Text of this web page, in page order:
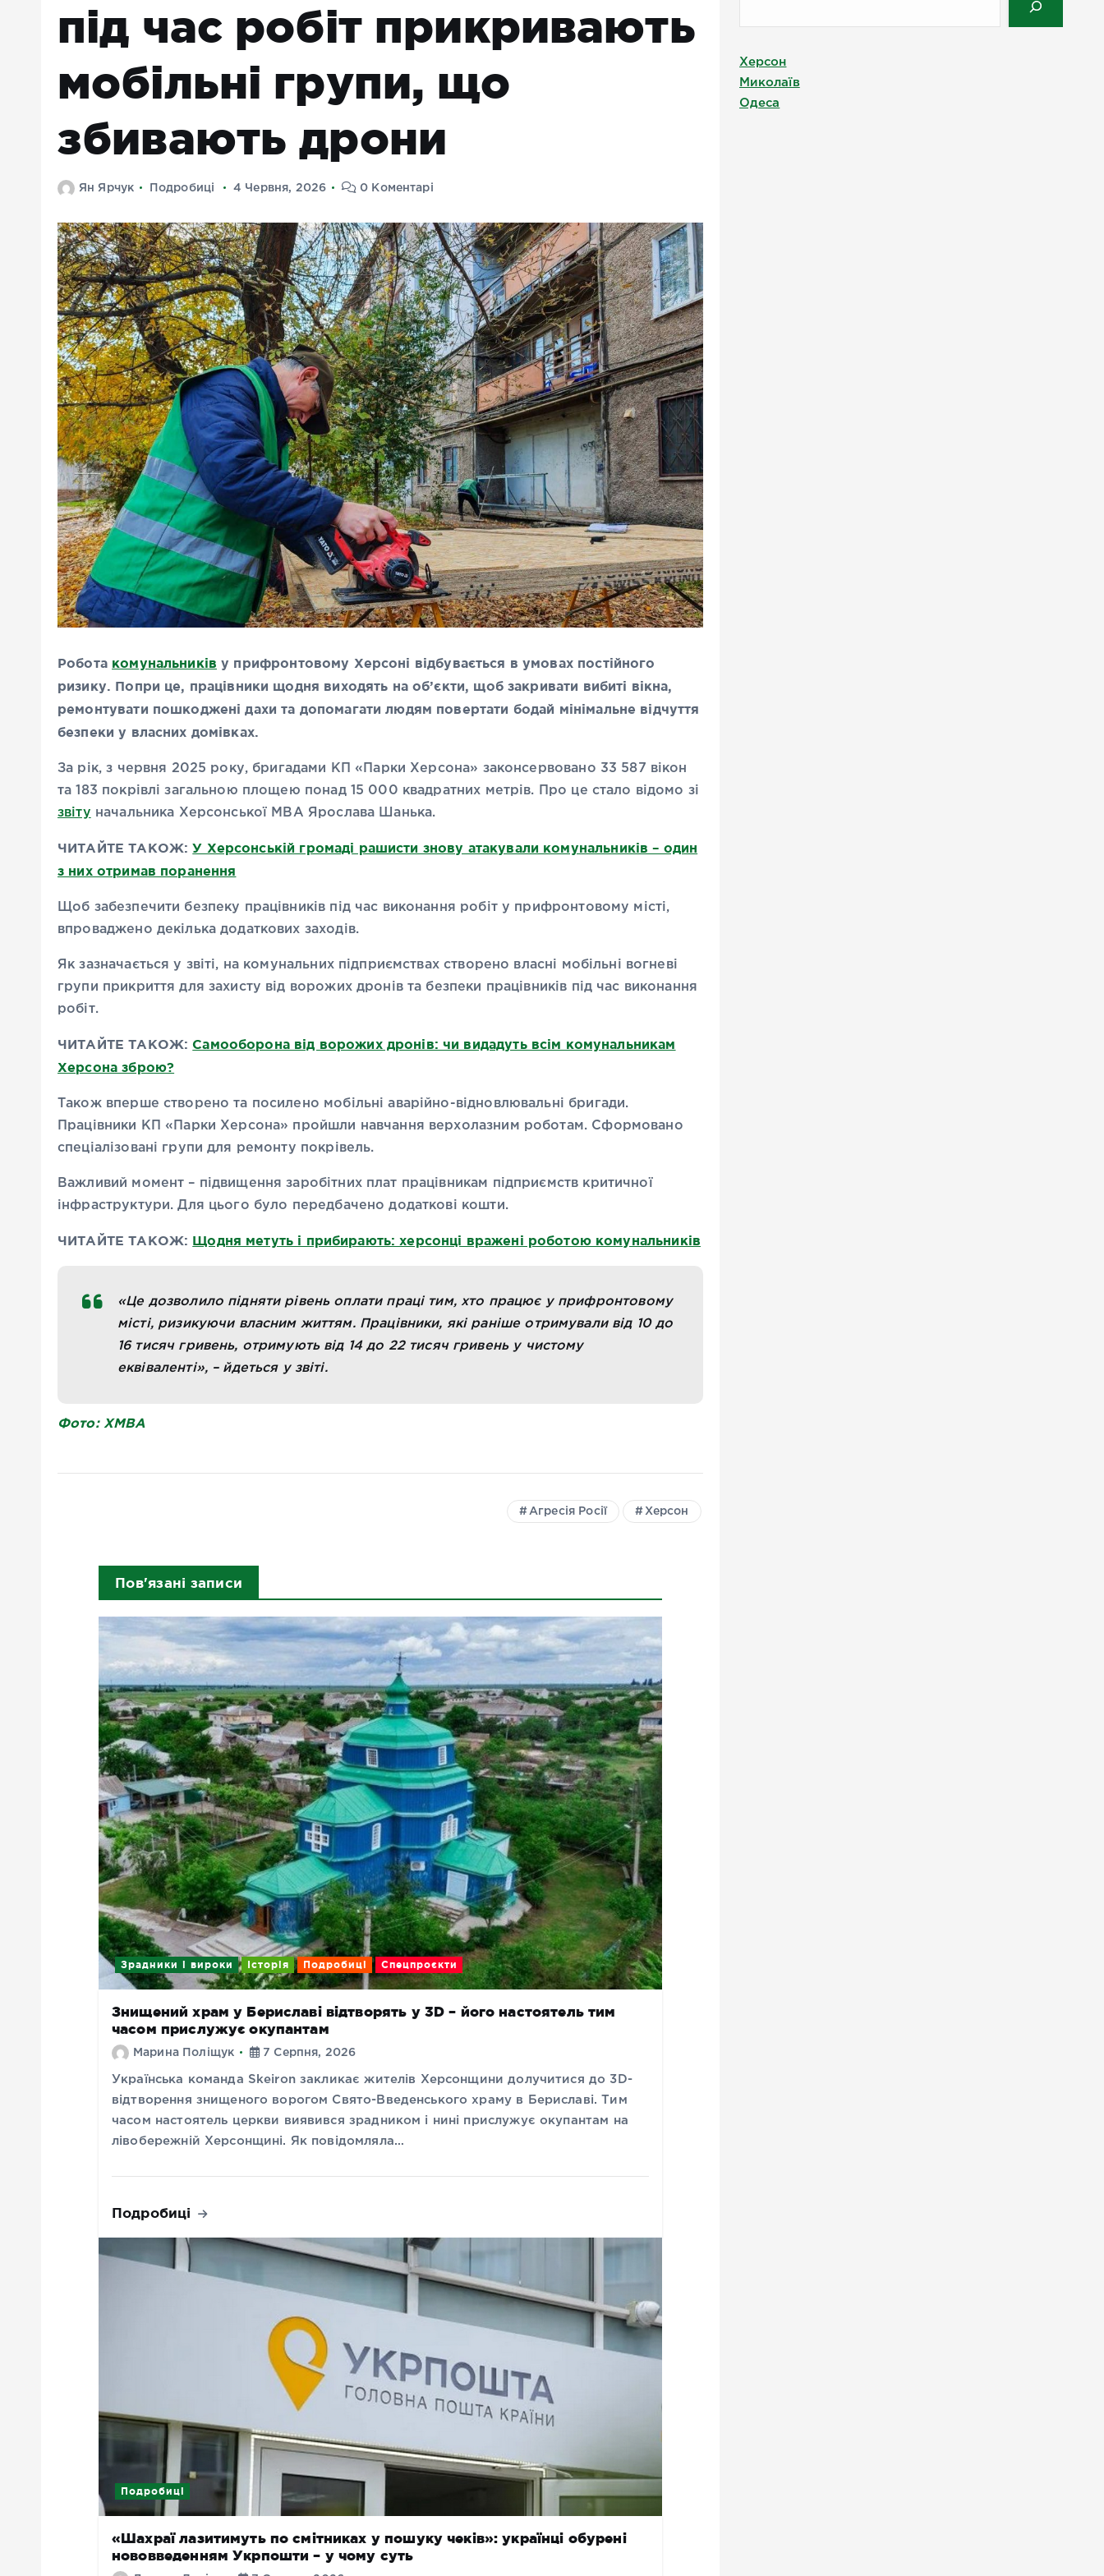
під час робіт прикривають
мобільні групи, що
збивають дрони
Ян Ярчук Подробиці 4 Червня, 2026 0 Коментарі
Робота комунальників у прифронтовому Херсоні відбувається в умовах постійного
ризику. Попри це, працівники щодня виходять на об’єкти, щоб закривати вибиті вікна,
ремонтувати пошкоджені дахи та допомагати людям повертати бодай мінімальне відчуття
безпеки у власних домівках.
За рік, з червня 2025 року, бригадами КП «Парки Херсона» законсервовано 33 587 вікон
та 183 покрівлі загальною площею понад 15 000 квадратних метрів. Про це стало відомо зі
звіту начальника Херсонської МВА Ярослава Шанька.
ЧИТАЙТЕ ТАКОЖ: У Херсонській громаді рашисти знову атакували комунальників – один
з них отримав поранення
Щоб забезпечити безпеку працівників під час виконання робіт у прифронтовому місті,
впроваджено декілька додаткових заходів.
Як зазначається у звіті, на комунальних підприємствах створено власні мобільні вогневі
групи прикриття для захисту від ворожих дронів та безпеки працівників під час виконання
робіт.
ЧИТАЙТЕ ТАКОЖ:Самооборона від ворожих дронів: чи видадуть всім комунальникам
Херсона зброю?
Також вперше створено та посилено мобільні аварійно-відновлювальні бригади.
Працівники КП «Парки Херсона» пройшли навчання верхолазним роботам. Сформовано
спеціалізовані групи для ремонту покрівель.
Важливий момент – підвищення заробітних плат працівникам підприємств критичної
інфраструктури. Для цього було передбачено додаткові кошти.
ЧИТАЙТЕ ТАКОЖ: Щодня метуть і прибирають: херсонці вражені роботою комунальників
«Це дозволило підняти рівень оплати праці тим, хто працює у прифронтовому
місті, ризикуючи власним життям. Працівники, які раніше отримували від 10 до
16 тисяч гривень, отримують від 14 до 22 тисяч гривень у чистому
еквіваленті», – йдеться у звіті.
Фото: ХМВА
Агресія Росії Херсон
Пов'язані записи
Зрадники і вироки Історія Подробиці Спецпроєкти
Знищений храм у Бериславі відтворять у 3D – його настоятель тим
часом прислужує окупантам
Марина Поліщук 7 Серпня, 2026
Українська команда Skeiron закликає жителів Херсонщини долучитися до 3D-
відтворення знищеного ворогом Свято-Введенського храму в Бериславі. Тим
часом настоятель церкви виявився зрадником і нині прислужує окупантам на
лівобережній Херсонщині. Як повідомляла…
Подробиці
Подробиці
«Шахраї лазитимуть по смітниках у пошуку чеків»: українці обурені
нововведенням Укрпошти – у чому суть
Херсон
Миколаїв
Одеса